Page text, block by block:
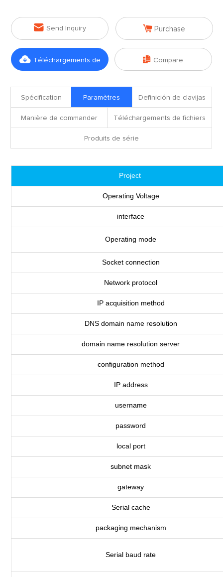
 Send Inquiry  Purchase
 Téléchargements de  Compare
Spécification Paramètres Definición de clavijas
Manière de commander Téléchargements de fichiers
Produits de série
Project
Operating Voltage
interface
Operating mode
Socket connection
Network protocol
IP acquisition method
DNS domain name resolution
domain name resolution server
configuration method
IP address
username
password
local port
subnet mask
gateway
Serial cache
packaging mechanism
Serial baud rate